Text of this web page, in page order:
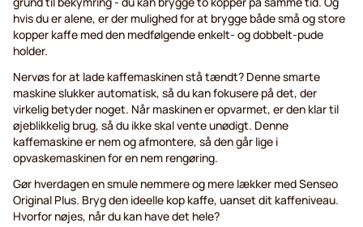
hvis du er alene, er der mulighed for at brygge både små og store
kopper kaffe med den medfølgende enkelt- og dobbelt-pude
holder.
Nervøs for at lade kaffemaskinen stå tændt? Denne smarte
maskine slukker automatisk, så du kan fokusere på det, der
virkelig betyder noget. Når maskinen er opvarmet, er den klar til
øjeblikkelig brug, så du ikke skal vente unødigt. Denne
kaffemaskine er nem og afmontere, så den går lige i
opvaskemaskinen for en nem rengøring.
Gør hverdagen en smule nemmere og mere lækker med Senseo
Original Plus. Bryg den ideelle kop kaffe, uanset dit kaffeniveau.
Hvorfor nøjes, når du kan have det hele?